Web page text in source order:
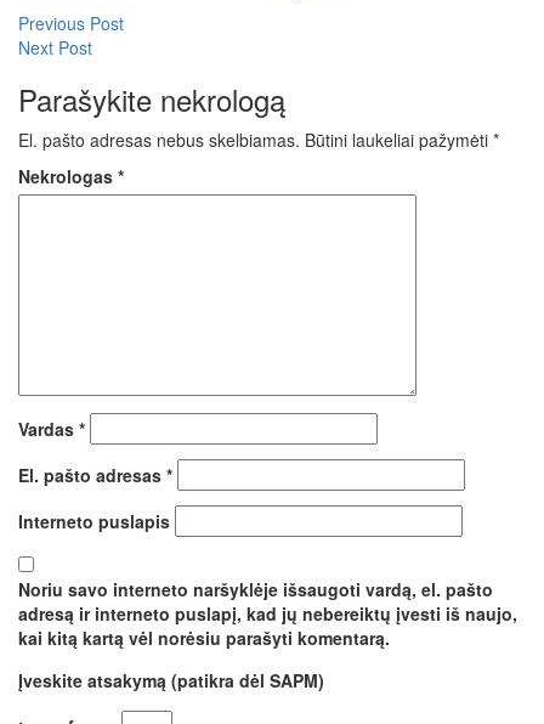
Previous Post
Next Post
Parašykite nekrologą
El. pašto adresas nebus skelbiamas. Būtini laukeliai pažymėti *
Nekrologas *
Vardas *
El. pašto adresas *
Interneto puslapis
Noriu savo interneto naršyklėje išsaugoti vardą, el. pašto
adresą ir interneto puslapį, kad jų nebereiktų įvesti iš naujo,
kai kitą kartą vėl norėsiu parašyti komentarą.
Įveskite atsakymą (patikra dėl SAPM)